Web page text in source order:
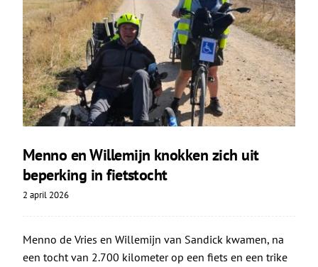
Menno en Willemijn knokken zich uit
beperking in fietstocht
2 april 2026
Menno de Vries en Willemijn van Sandick kwamen, na
een tocht van 2.700 kilometer op een fiets en een trike